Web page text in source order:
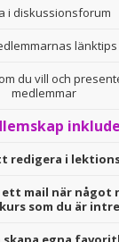
i diskussionsforum
länktips
du vill och
medlemmar
redigera i
ett mail när något
som du är